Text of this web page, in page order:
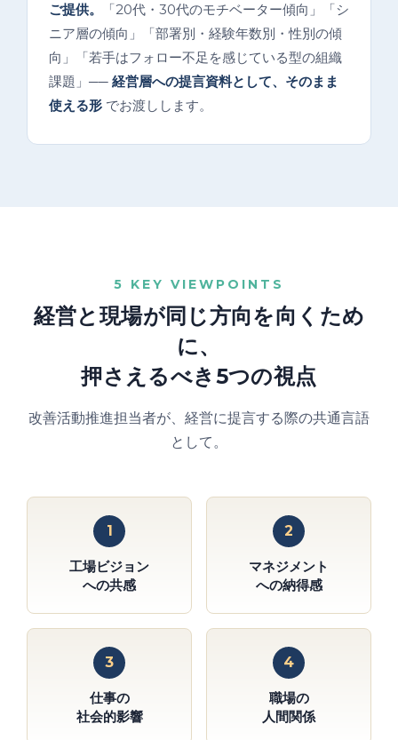
ご提供。
「20代・30代のモチベーター傾向」「シ
ニア層の傾向」「部署別・経験年数別・性別の傾
向」「若手はフォロー不足を感じている型の組織
課題」── 経営層への提言資料として、そのまま
使える形 でお渡しします。
5 KEY VIEWPOINTS
経営と現場が同じ方向を向くため
に、
押さえるべき5つの視点
改善活動推進担当者が、経営に提言する際の共通言語
として。
1
工場ビジョン
への共感
2
マネジメント
への納得感
3
仕事の
社会的影響
4
職場の
人間関係